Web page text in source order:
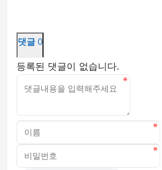
댓글 0
등록된 댓글이 없습니다.